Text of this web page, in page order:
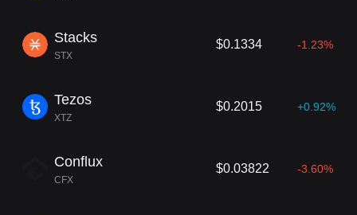
Stacks
STX
$0.1334 -1.23%
Tezos
XTZ
$0.2015 +0.92%
Conflux
CFX
$0.03822 -3.60%